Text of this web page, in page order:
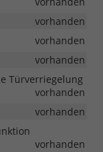
vorhanden
vorhanden
vorhanden
Türverriegelung
vorhanden
vorhanden
vorhanden